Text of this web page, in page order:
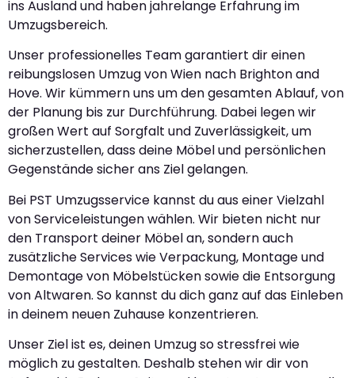
ins Ausland und haben jahrelange Erfahrung im
Umzugsbereich.
Unser professionelles Team garantiert dir einen
reibungslosen Umzug von Wien nach Brighton and
Hove. Wir kümmern uns um den gesamten Ablauf, von
der Planung bis zur Durchführung. Dabei legen wir
großen Wert auf Sorgfalt und Zuverlässigkeit, um
sicherzustellen, dass deine Möbel und persönlichen
Gegenstände sicher ans Ziel gelangen.
Bei PST Umzugsservice kannst du aus einer Vielzahl
von Serviceleistungen wählen. Wir bieten nicht nur
den Transport deiner Möbel an, sondern auch
zusätzliche Services wie Verpackung, Montage und
Demontage von Möbelstücken sowie die Entsorgung
von Altwaren. So kannst du dich ganz auf das Einleben
in deinem neuen Zuhause konzentrieren.
Unser Ziel ist es, deinen Umzug so stressfrei wie
möglich zu gestalten. Deshalb stehen wir dir von